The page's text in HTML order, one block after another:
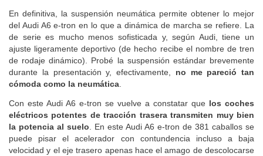
En definitiva, la suspensión neumática permite obtener lo mejor
del Audi A6 e-tron en lo que a dinámica de marcha se refiere. La
de serie es mucho menos sofisticada y, según Audi, tiene un
ajuste ligeramente deportivo (de hecho recibe el nombre de tren
de rodaje dinámico). Probé la suspensión estándar brevemente
durante la presentación y, efectivamente, no me pareció tan
cómoda como la neumática.
Con este Audi A6 e-tron se vuelve a constatar que los coches
eléctricos potentes de tracción trasera transmiten muy bien
la potencia al suelo. En este Audi A6 e-tron de 381 caballos se
puede pisar el acelerador con contundencia incluso a baja
velocidad y el eje trasero apenas hace el amago de descolocarse